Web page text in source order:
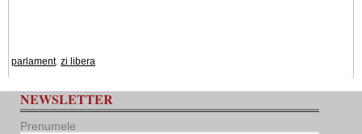
parlament, zi libera
NEWSLETTER
Prenumele